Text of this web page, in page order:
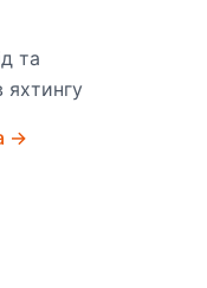
та
яхтингу
→